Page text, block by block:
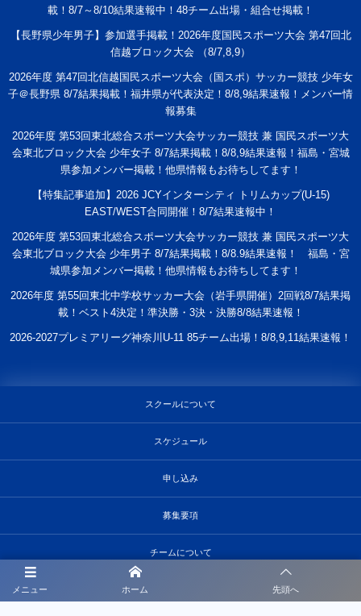
メニュー ホーム 先頭へ
載！8/7～8/10結果速報中！48チーム出場・組合せ掲載！
【長野県少年男子】参加選手掲載！2026年度国民スポーツ大会 第47回北
信越ブロック大会 （8/7,8,9）
2026年度 第47回北信越国民スポーツ大会（国スポ）サッカー競技 少年女
子＠長野県 8/7結果掲載！福井県が代表決定！8/8,9結果速報！メンバー情
報募集
2026年度 第53回東北総合スポーツ大会サッカー競技 兼 国民スポーツ大
会東北ブロック大会 少年女子 8/7結果掲載！8/8,9結果速報！福島・宮城
県参加メンバー掲載！他県情報もお待ちしてます！
【特集記事追加】2026 JCYインターシティ トリムカップ(U-15)
EAST/WEST合同開催！8/7結果速報中！
2026年度 第53回東北総合スポーツ大会サッカー競技 兼 国民スポーツ大
会東北ブロック大会 少年男子 8/7結果掲載！8/8.9結果速報！ 福島・宮
城県参加メンバー掲載！他県情報もお待ちしてます！
2026年度 第55回東北中学校サッカー大会（岩手県開催）2回戦8/7結果掲
載！ベスト4決定！準決勝・3決・決勝8/8結果速報！
2026-2027プレミアリーグ神奈川U-11 85チーム出場！8/8,9,11結果速報！
スクールについて
スケジュール
申し込み
募集要項
チームについて